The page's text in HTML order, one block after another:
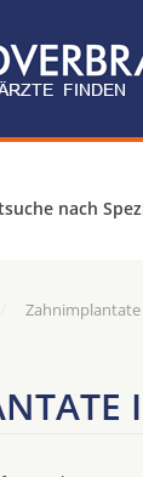
nach
Zahnimplantate